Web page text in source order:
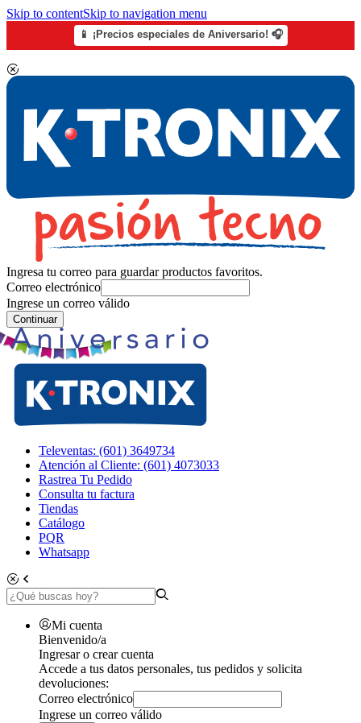
Skip to contentSkip to navigation menu
📱 ¡Precios especiales de Aniversario! 🎧
Ingresa tu correo para guardar productos favoritos.
Correo electrónico
Ingrese un correo válido
Continuar
Televentas: (601) 3649734
Atención al Cliente: (601) 4073033
Rastrea Tu Pedido
Consulta tu factura
Tiendas
Catálogo
PQR
Whatsapp
Mi cuenta
Bienvenido/a
Ingresar o crear cuenta
Accede a tus datos personales, tus pedidos y solicita
devoluciones:
Correo electrónico
Ingrese un correo válido